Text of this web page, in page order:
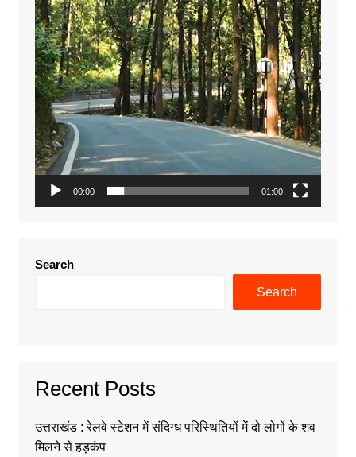
00:00 01:00
Search
Search
Recent Posts
उत्तराखंड : रेलवे स्टेशन में संदिग्ध परिस्थितियों में दो लोगों के शव
मिलने से हड़कंप